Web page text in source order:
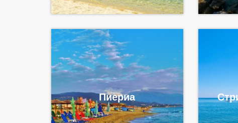
Пиериа